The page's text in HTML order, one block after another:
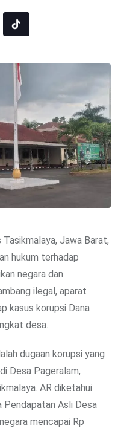
Tiktok
Jawa Barat,
hukum terhadap
negara dan
ilegal, aparat
kasus korupsi Dana
desa.
dugaan korupsi yang
Desa Pageralam,
AR diketahui
Pendapatan Asli Desa
mencapai Rp